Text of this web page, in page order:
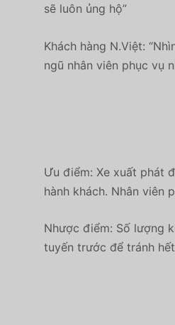
sẽ luôn ủng hộ”
Khách hàng N.Việt:
ngũ nhân viên phục vụ
Ưu điểm: Xe xuất phát
hành khách. Nhân viên
Nhược điểm: Số lượng
tuyến trước để tránh